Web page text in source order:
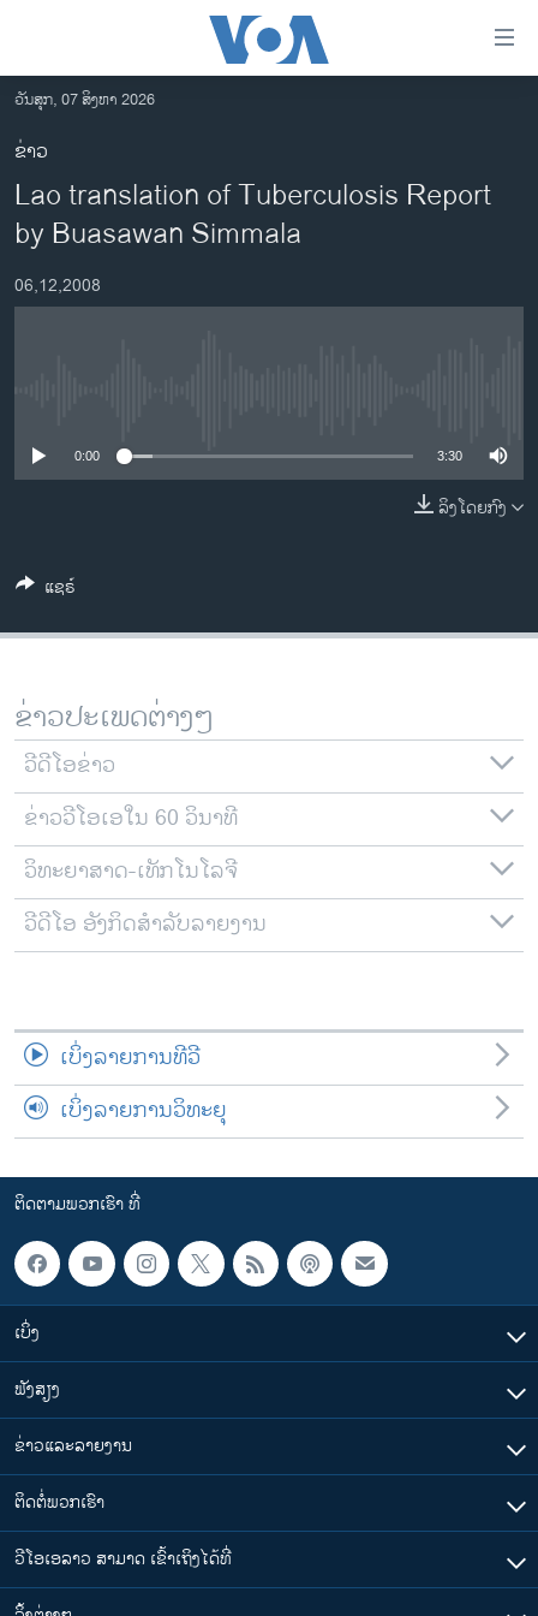
ເຂົ້າ
ຫາ
ຂ້າມ
ຂ້າມ
ຂ້າມ
ໄປ
ຫາ
ຊອກ
ອາເມຣິກາ
ການເລືອກຕັ້ງ ປະທານາທີບໍດີ ສະຫະລັດ 2024
ຂ່າວ​ຈີນ
ຊີວິດຊາວລາວ
ທຸລະກິດ
ພາສາອັງກິດ
ສຽງ
ລາຍການກະຈາຍສຽງ
ລາຍງານ
ຕິດຕາມພວກເຮົາ ທີ່
ພາສາຕ່າງໆ
ວັນສຸກ, 07 ສິງຫາ 2026
ຂ່າວ
Lao translation of Tuberculosis Report
by Buasawan Simmala
06,12,2008
0:00 3:30
ລິງໂດຍກົງ
ແຊຣ໌
ຂ່າວປະເພດຕ່າງໆ
ວີດີໂອຂ່າວ
ຂ່າວວີໂອເອໃນ 60 ວິນາທີ
ວິທະຍາສາດ-ເທັກໂນໂລຈີ
ວີດີໂອ ອັງກິດສຳລັບລາຍງານ
ເບິ່ງລາຍການທີວີ
ເບິ່ງລາຍການວິທະຍຸ
ຕິດຕາມພວກເຮົາ ທີ່
ເບິ່ງ
ຟັງສຽງ
ຂ່າວແລະລາຍງານ
ຕິດຕໍ່ພວກເຮົາ
ວີໂອເອລາວ ສາມາດ ເຂົ້າເຖິງໄດ້ທີ່